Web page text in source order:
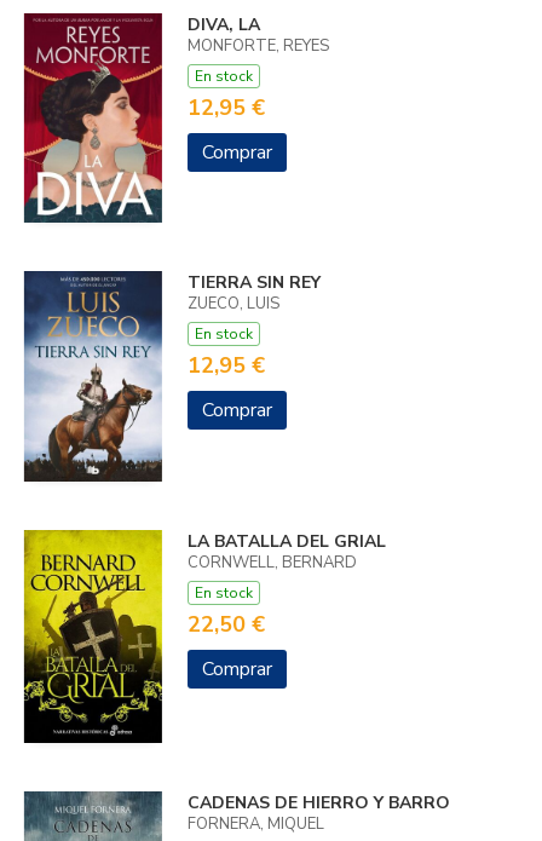
DIVA, LA
MONFORTE, REYES
En stock
12,95 €
Comprar
TIERRA SIN REY
ZUECO, LUIS
En stock
12,95 €
Comprar
LA BATALLA DEL GRIAL
CORNWELL, BERNARD
En stock
22,50 €
Comprar
CADENAS DE HIERRO Y BARRO
FORNERA, MIQUEL